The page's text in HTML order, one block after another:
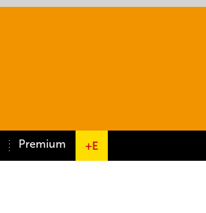
Premium +E